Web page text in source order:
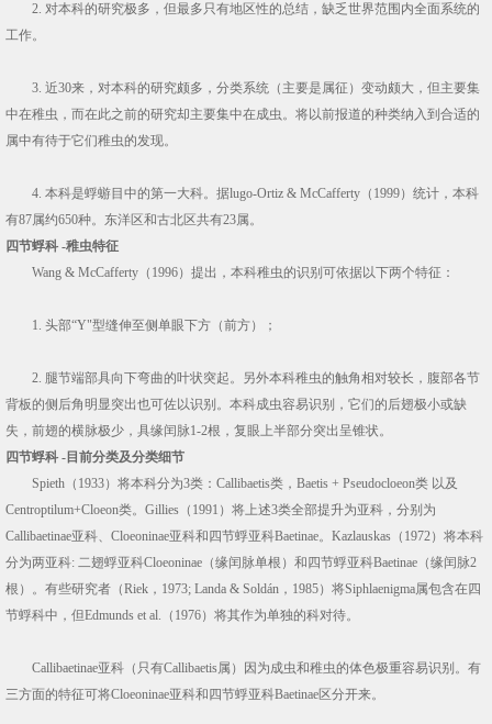
2. 对本科的研究极多，但最多只有地区性的总结，缺乏世界范围内全面系统的
工作。
3. 近30来，对本科的研究颇多，分类系统（主要是属征）变动颇大，但主要集
中在稚虫，而在此之前的研究却主要集中在成虫。将以前报道的种类纳入到合适的
属中有待于它们稚虫的发现。
4. 本科是蜉蝣目中的第一大科。据lugo-Ortiz & McCafferty（1999）统计，本科
有87属约650种。东洋区和古北区共有23属。
四节蜉科 -稚虫特征
Wang & McCafferty（1996）提出，本科稚虫的识别可依据以下两个特征：
1. 头部“Y"型缝伸至侧单眼下方（前方）；
2. 腿节端部具向下弯曲的叶状突起。另外本科稚虫的触角相对较长，腹部各节
背板的侧后角明显突出也可佐以识别。本科成虫容易识别，它们的后翅极小或缺
失，前翅的横脉极少，具缘闰脉1-2根，复眼上半部分突出呈锥状。
四节蜉科 -目前分类及分类细节
Spieth（1933）将本科分为3类：Callibaetis类，Baetis + Pseudocloeon类 以及
Centroptilum+Cloeon类。Gillies（1991）将上述3类全部提升为亚科，分别为
Callibaetinae亚科、Cloeoninae亚科和四节蜉亚科Baetinae。Kazlauskas（1972）将本科
分为两亚科: 二翅蜉亚科Cloeoninae（缘闰脉单根）和四节蜉亚科Baetinae（缘闰脉2
根）。有些研究者（Riek，1973; Landa & Soldán，1985）将Siphlaenigma属包含在四
节蜉科中，但Edmunds et al.（1976）将其作为单独的科对待。
Callibaetinae亚科（只有Callibaetis属）因为成虫和稚虫的体色极重容易识别。有
三方面的特征可将Cloeoninae亚科和四节蜉亚科Baetinae区分开来。